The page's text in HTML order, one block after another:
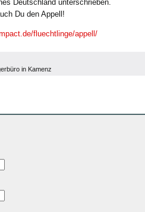
Deutschland unterschrieben.
Du den Appell!
fluechtlinge/appell/
in Kamenz